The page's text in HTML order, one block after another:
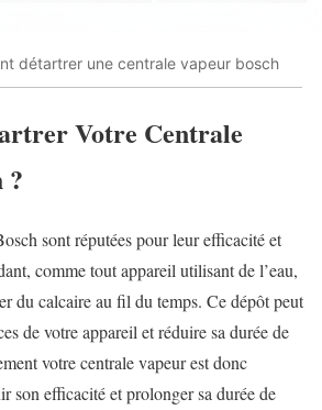
détartrer une centrale vapeur bosch
Votre Centrale
?
sont réputées pour leur efficacité et
comme tout appareil utilisant de l’eau,
du calcaire au fil du temps. Ce dépôt peut
de votre appareil et réduire sa durée de
votre centrale vapeur est donc
son efficacité et prolonger sa durée de